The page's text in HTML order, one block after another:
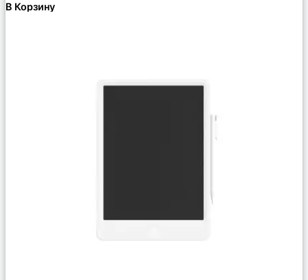
В Корзину